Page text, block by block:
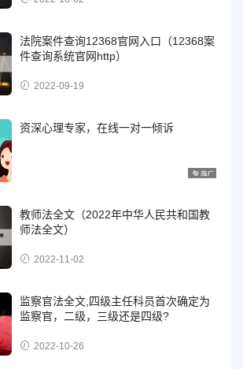
法院案件查询12368官网入口（12368案
件查询系统官网http）
2022-09-19
资深心理专家，在线一对一倾诉
教师法全文（2022年中华人民共和国教
师法全文）
2022-11-02
监察官法全文,四级主任科员首次确定为
监察官，二级，三级还是四级?
2022-10-26